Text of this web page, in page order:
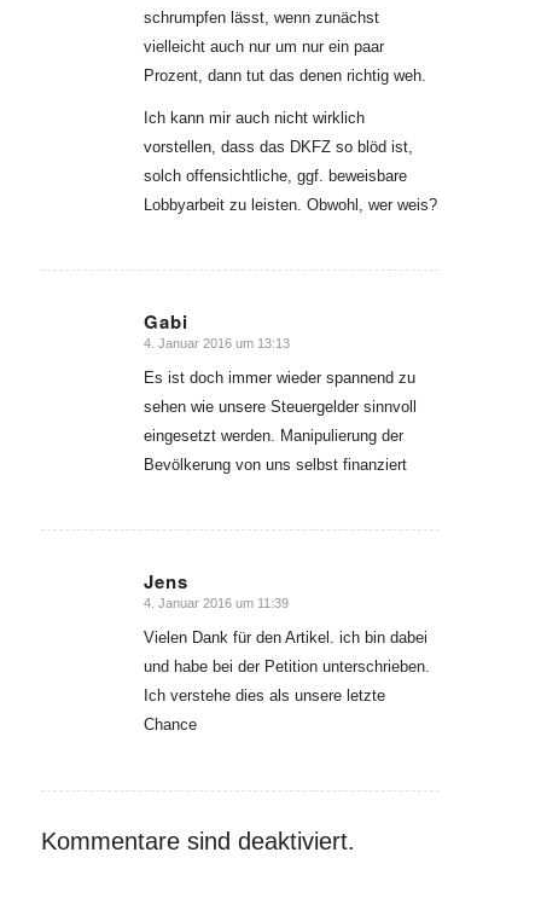
schrumpfen lässt, wenn zunächst
vielleicht auch nur um nur ein paar
Prozent, dann tut das denen richtig weh.
Ich kann mir auch nicht wirklich
vorstellen, dass das DKFZ so blöd ist,
solch offensichtliche, ggf. beweisbare
Lobbyarbeit zu leisten. Obwohl, wer weis?
Gabi
sagte:
4. Januar 2016 um 13:13
Es ist doch immer wieder spannend zu
sehen wie unsere Steuergelder sinnvoll
eingesetzt werden. Manipulierung der
Bevölkerung von uns selbst finanziert
Jens
sagte:
4. Januar 2016 um 11:39
Vielen Dank für den Artikel. ich bin dabei
und habe bei der Petition unterschrieben.
Ich verstehe dies als unsere letzte
Chance
Kommentare sind deaktiviert.